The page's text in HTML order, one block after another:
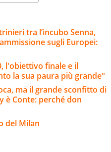
tra l’incubo Senna,
sugli Europei:
l'obiettivo finale e il
la sua paura più grande"
ma il grande sconfitto di
è Conte: perché don
del Milan